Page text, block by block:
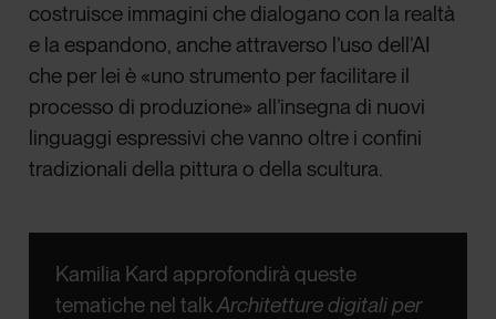
costruisce immagini che dialogano con la realtà
e la espandono, anche attraverso l’uso dell’AI
che per lei è «uno strumento per facilitare il
processo di produzione» all’insegna di nuovi
linguaggi espressivi che vanno oltre i confini
tradizionali della pittura o della scultura.
Kamilia Kard approfondirà queste
tematiche nel talkArchitetture digitali per